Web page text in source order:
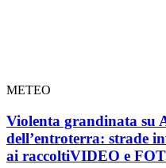
METEO
Violenta grandinata su
dell’entroterra: strade
ai raccoltiVIDEO e